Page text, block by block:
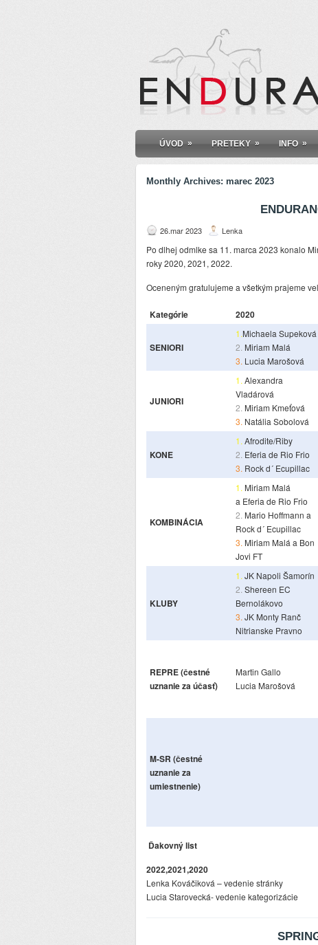
ÚVOD » PRETEKY » INFO »
Monthly Archives: marec 2023
26.mar 2023 Lenka
Po dlhej odmlke sa 11. marca 2023 konalo
roky 2020, 2021, 2022.
Oceneným gratulujeme a všetkým prajeme
Kategórie 2020
SENIORI
1.Michaela Supeková
2. Miriam Malá
3. Lucia Marošová
JUNIORI
1. Alexandra
Vladárová
2. Miriam Kmeťová
3. Natália Sobolová
KONE
1. Afrodite/Riby
2. Eferia de Rio Frio
3. Rock d´ Ecupillac
KOMBINÁCIA
1. Miriam Malá
a Eferia de Rio Frio
2. Mario Hoffmann a
Rock d´ Ecupillac
3. Miriam Malá a Bon
Jovi FT
KLUBY
1. JK Napoli Šamorín
2. Shereen EC
Bernolákovo
3. JK Monty Ranč
Nitrianske Pravno
REPRE (čestné
uznanie za účasť)
Martin Gallo
Lucia Marošová
M-SR (čestné
uznanie za
umiestnenie)
Ďakovný list
2022,2021,2020
Lenka Kováčiková – vedenie stránky
Lucia Starovecká- vedenie kategorizácie